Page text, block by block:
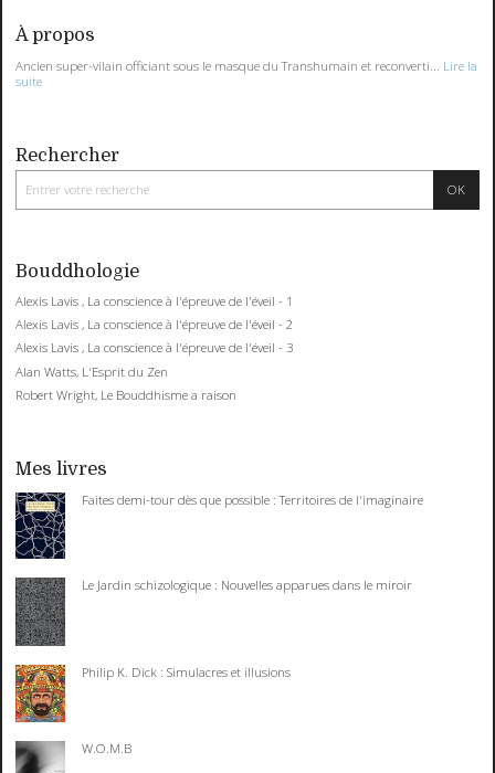
À propos
Ancien super-vilain officiant sous le masque du Transhumain et reconverti...
Lire la
suite
Rechercher
Bouddhologie
Alexis Lavis , La conscience à l'épreuve de l'éveil - 1
Alexis Lavis , La conscience à l'épreuve de l'éveil - 2
Alexis Lavis , La conscience à l'épreuve de l'éveil - 3
Alan Watts, L'Esprit du Zen
Robert Wright, Le Bouddhisme a raison
Mes livres
Faites demi-tour dès que possible : Territoires de l'imaginaire
Le Jardin schizologique : Nouvelles apparues dans le miroir
Philip K. Dick : Simulacres et illusions
W.O.M.B